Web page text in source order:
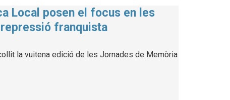
Local posen el focus en les
franquista
la vuitena edició de les Jornades de Memòria